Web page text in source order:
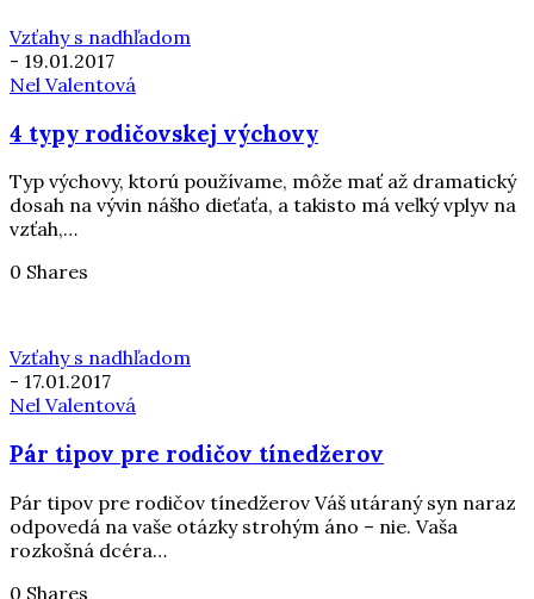
Vzťahy s nadhľadom
- 19.01.2017
Nel Valentová
4 typy rodičovskej výchovy
Typ výchovy, ktorú používame, môže mať až dramatický
dosah na vývin nášho dieťaťa, a takisto má veľký vplyv na
vzťah,…
0 Shares
Vzťahy s nadhľadom
- 17.01.2017
Nel Valentová
Pár tipov pre rodičov tínedžerov
Pár tipov pre rodičov tínedžerov Váš utáraný syn naraz
odpovedá na vaše otázky strohým áno – nie. Vaša
rozkošná dcéra…
0 Shares